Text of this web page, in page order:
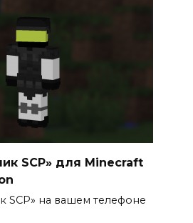
SCP» для Minecraft
SCP» на вашем телефоне